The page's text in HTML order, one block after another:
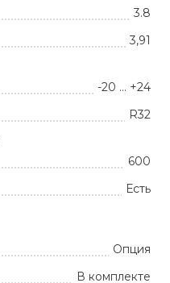
3.8
3,91
-20 … +24
R32
600
Есть
Опция
В комплекте